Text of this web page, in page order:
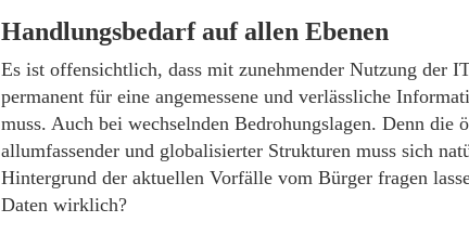
Handlungsbedarf auf allen Ebenen
Es ist offensichtlich, dass mit zunehmender Nutzung der
permanent für eine angemessene und verlässliche
muss. Auch bei wechselnden Bedrohungslagen. Denn die
allumfassender und globalisierter Strukturen muss sich
Hintergrund der aktuellen Vorfälle vom Bürger fragen
Daten wirklich?